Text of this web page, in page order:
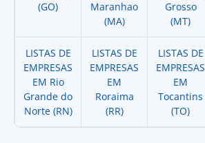
(GO)
Maranhao
(MA)
Grosso
(MT)
LISTAS DE
EMPRESAS
EM Rio
Grande do
Norte (RN)
LISTAS DE
EMPRESAS
EM
Roraima
(RR)
LISTAS DE
EMPRESAS
EM
Tocantins
(TO)